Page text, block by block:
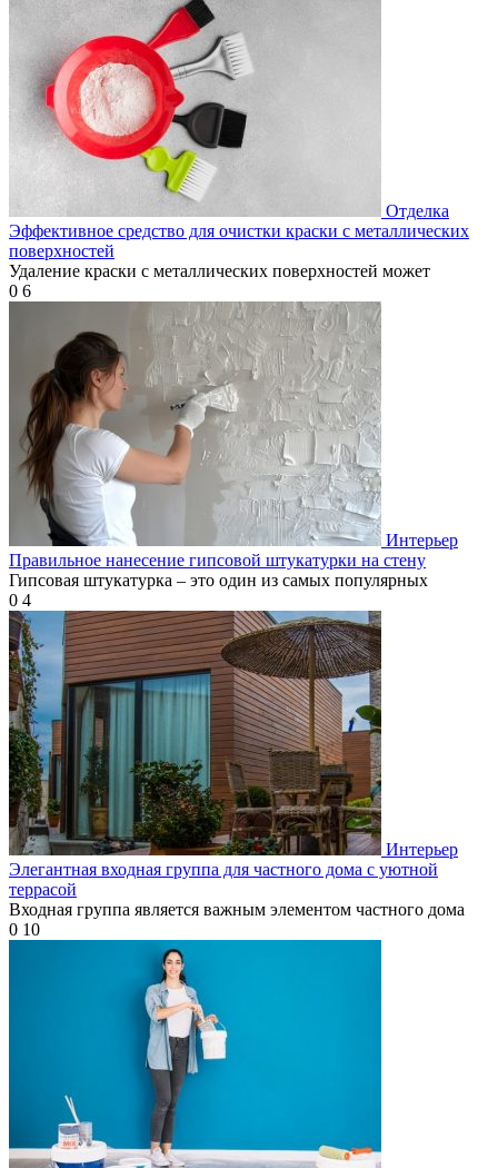
Отделка
Эффективное средство для очистки краски с металлических
поверхностей
Удаление краски с металлических поверхностей может
0 6
Интерьер
Правильное нанесение гипсовой штукатурки на стену
Гипсовая штукатурка – это один из самых популярных
0 4
Интерьер
Элегантная входная группа для частного дома с уютной
террасой
Входная группа является важным элементом частного дома
0 10